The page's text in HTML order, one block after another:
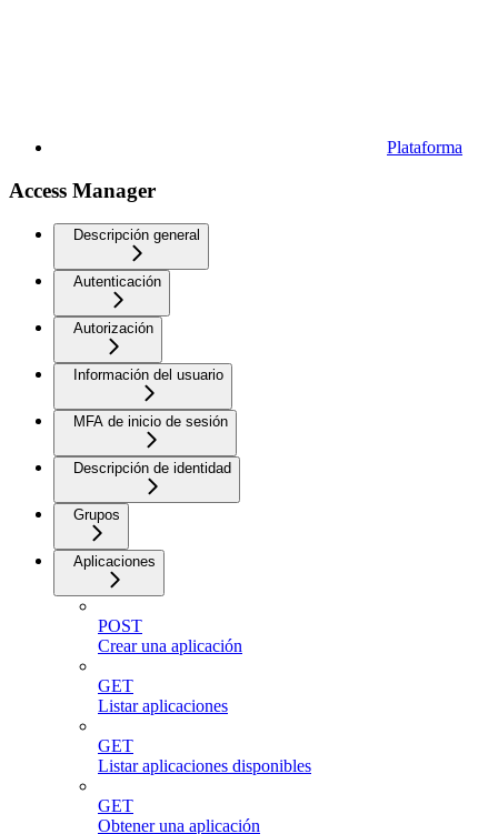
Plataforma
Access Manager
Descripción general
Autenticación
Autorización
Información del usuario
MFA de inicio de sesión
Descripción de identidad
Grupos
Aplicaciones
POST
Crear una aplicación
GET
Listar aplicaciones
GET
Listar aplicaciones disponibles
GET
Obtener una aplicación